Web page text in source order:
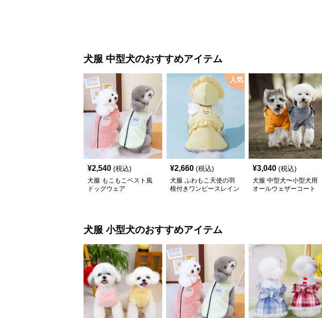
犬服 中型犬のおすすめアイテム
¥2,540 (税込)
犬服 もこもこベスト風
ドッグウェア
人気
¥2,660 (税込)
犬服 ふわもこ天使の羽
根付きワンピースレイン
¥3,040 (税込)
犬服 中型犬〜小型犬用
オールウェザーコート
犬服 小型犬のおすすめアイテム